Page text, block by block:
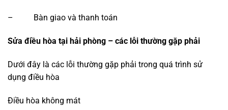
– Bàn giao và thanh toán
Sửa điều hòa tại hải phòng – các lỗi thường gặp phải
Dưới đây là các lỗi thường gặp phải trong quá trình sử
dụng điều hòa
Điều hòa không mát